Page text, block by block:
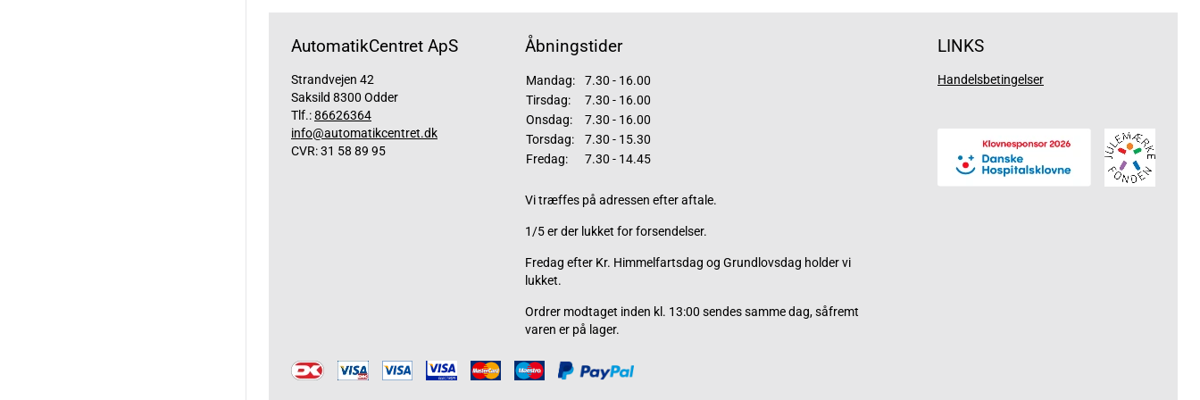
AutomatikCentret ApS
Strandvejen 42
Saksild 8300 Odder
Tlf.:86626364
info@automatikcentret.dk
CVR: 31 58 89 95
Åbningstider
Mandag:
7.30 - 16.00
Tirsdag:
7.30 - 16.00
Onsdag:
7.30 - 16.00
Torsdag:
7.30 - 15.30
Fredag:
7.30 - 14.45
Vi træffes på adressen efter aftale.
1/5 er der lukket for forsendelser.
Fredag efter Kr. Himmelfartsdag og Grundlovsdag holder vi
lukket.
Ordrer modtaget inden kl. 13:00 sendes samme dag, såfremt
varen er på lager.
LINKS
Handelsbetingelser